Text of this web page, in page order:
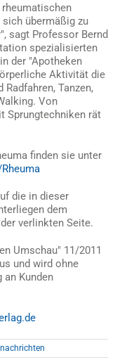
sich übermäßig zu
sagt Professor Bernd
spezialisierten
der "Apotheken
Aktivität die
Tanzen,
Von
Sprungtechniken rät
finden sie unter
die in dieser
dem
verlinkten Seite.
Umschau" 11/2011
und wird ohne
an Kunden